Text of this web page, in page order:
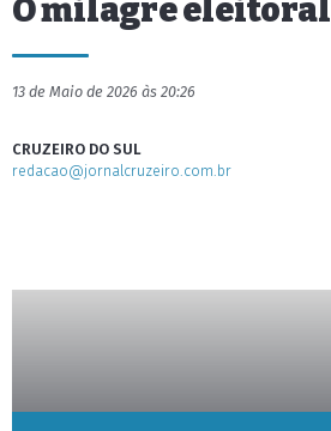
O milagre eleitoral
13 de Maio de 2026 às 20:26
CRUZEIRO DO SUL
redacao@jornalcruzeiro.com.br